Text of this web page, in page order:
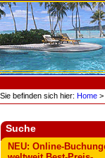
Sie befinden sich hier: Home >
Suche
NEU: Online-